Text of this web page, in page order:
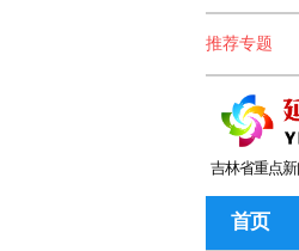
推荐专题
吉林省重点
首页